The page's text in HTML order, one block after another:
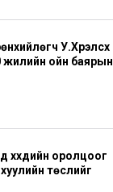
У.Хүрэлсүх
жилийн ойн баярын
хүүхдийн оролцоог
төслийг